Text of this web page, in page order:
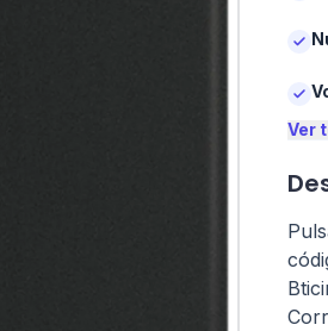
Ver